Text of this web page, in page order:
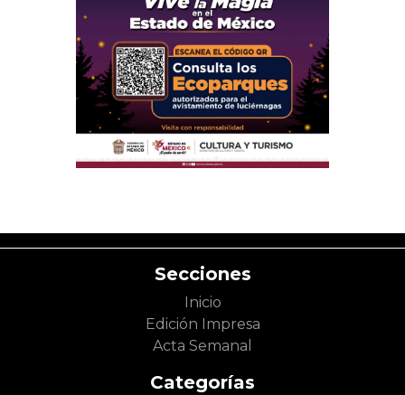
Secciones
Inicio
Edición Impresa
Acta Semanal
Categorías